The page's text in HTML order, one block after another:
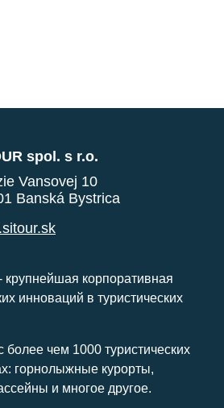
spol. s r.o.
Vansovej 10
Banská Bystrica
крупнейшая корпоративная
инноваций в туристических
чем 1000 туристических
горнолыжные курорты,
и многое другое.